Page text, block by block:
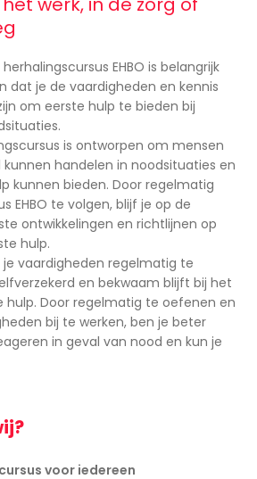
EHBO is belangrijk
dat je de vaardigheden en kennis
om eerste hulp te bieden bij
is ontworpen om mensen
kunnen handelen in noodsituaties en
kunnen bieden. Door regelmatig
EHBO te volgen, blijf je op de
ontwikkelingen en richtlijnen op
hulp.
je vaardigheden regelmatig te
en bekwaam blijft bij het
hulp. Door regelmatig te oefenen en
bij te werken, ben je beter
in geval van nood en kun je
voor iedereen